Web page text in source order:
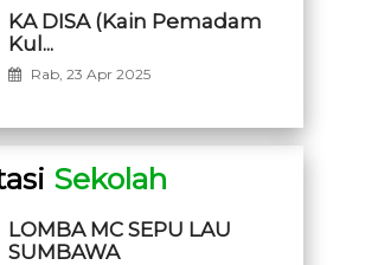
KA DISA (Kain Pemadam
Kul...
Rab, 23 Apr 2025
Sekolah
LOMBA MC SEPU LAU
SUMBAWA